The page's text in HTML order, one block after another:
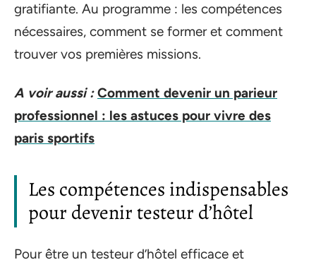
gratifiante. Au programme : les compétences
nécessaires, comment se former et comment
trouver vos premières missions.
A voir aussi : Comment devenir un parieur
professionnel : les astuces pour vivre des
paris sportifs
Les compétences indispensables
pour devenir testeur d’hôtel
Pour être un testeur d’hôtel efficace et